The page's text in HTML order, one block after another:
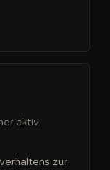
aktiv.
zur